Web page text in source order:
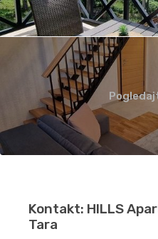
Kontakt: HILLS
Tara